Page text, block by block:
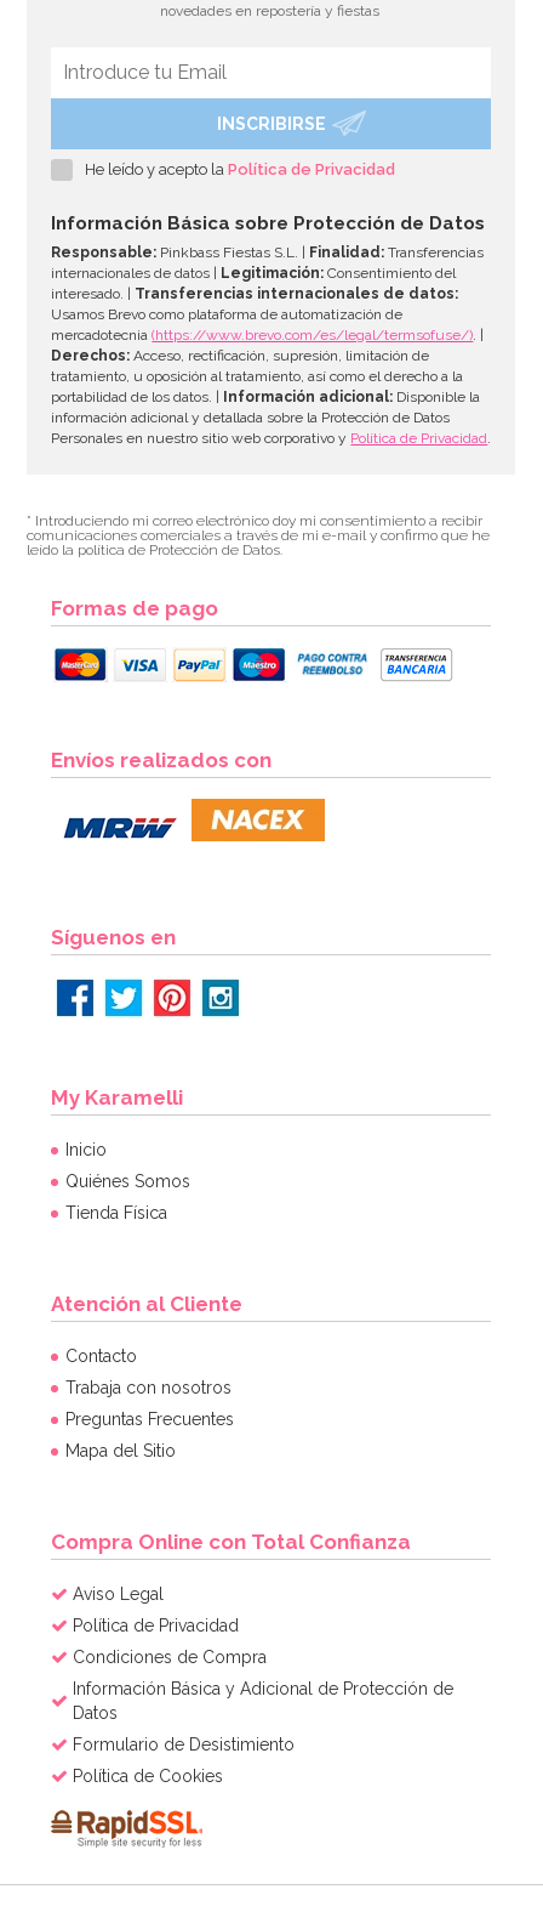
Vela Rainbow Nº 5 - Azucren
AÑADIR
novedades en repostería y fiestas
INSCRIBIRSE
He leído y acepto laPolítica de Privacidad
Información Básica sobre Protección de Datos
Responsable: Pinkbass Fiestas S.L. | Finalidad: Transferencias
internacionales de datos |
Legitimación: Consentimiento del
interesado. | Transferencias internacionales de datos:
Usamos Brevo como plataforma de automatización de
mercadotecnia(https://www.brevo.com/es/legal/termsofuse/). |
Derechos: Acceso, rectificación, supresión, limitación de
tratamiento, u oposición al tratamiento, así como el derecho a la
portabilidad de los datos. |
Información adicional: Disponible la
información adicional y detallada sobre la Protección de Datos
Personales en nuestro sitio web corporativo y Política de Privacidad.
* Introduciendo mi correo electrónico doy mi consentimiento a recibir
comunicaciones comerciales a través de mi e-mail y confirmo que he
leído la política de Protección de Datos.
Formas de pago
Envíos realizados con
Síguenos en
My Karamelli
Inicio
Quiénes Somos
Tienda Física
Atención al Cliente
Contacto
Trabaja con nosotros
Preguntas Frecuentes
Mapa del Sitio
Compra Online con Total Confianza
Aviso Legal
Política de Privacidad
Condiciones de Compra
Información Básica y Adicional de Protección de
Datos
Formulario de Desistimiento
Política de Cookies